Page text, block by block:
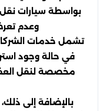
بواسطة سيارات
وعدم
تشمل خدمات
في حالة وجود
مخصصة لنقل
بالإضافة إلى